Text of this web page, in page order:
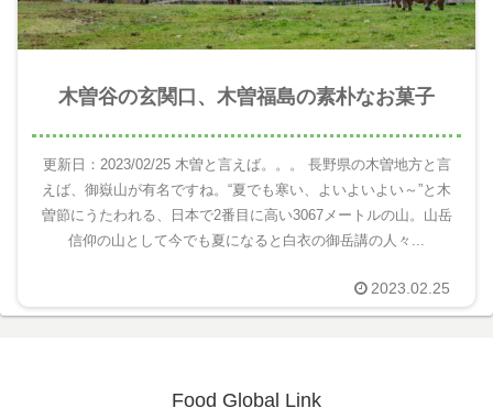
木曽谷の玄関口、木曽福島の素朴なお菓子
更新日：2023/02/25 木曽と言えば。。。 長野県の木曽地方と言
えば、御嶽山が有名ですね。“夏でも寒い、よいよいよい～”と木
曽節にうたわれる、日本で2番目に高い3067メートルの山。山岳
信仰の山として今でも夏になると白衣の御岳講の人々...
2023.02.25
Food Global Link